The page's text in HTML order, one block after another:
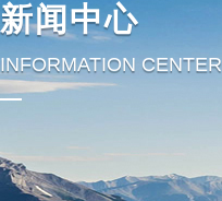
新闻中心
INFORMATION CENTER